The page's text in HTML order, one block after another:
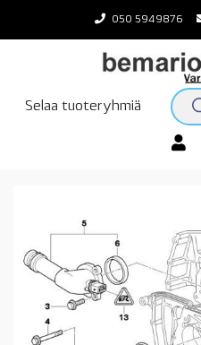
content
050 5949876
Selaa tuoteryhmiä